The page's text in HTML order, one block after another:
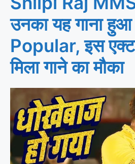
उनका यह गाना
Popular, इस
मिला गाने का मौका